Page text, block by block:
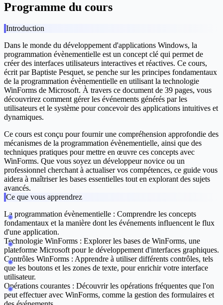
Programme du cours
Introduction
Dans le monde du développement d'applications Windows, la
programmation évènementielle est un concept clé qui permet de
créer des interfaces utilisateurs interactives et réactives. Ce cours,
écrit par Baptiste Pesquet, se penche sur les principes fondamentaux
de la programmation évènementielle en utilisant la technologie
WinForms de Microsoft. À travers ce document de 39 pages, vous
découvrirez comment gérer les événements générés par les
utilisateurs et le système pour concevoir des applications intuitives et
dynamiques.
Ce cours est conçu pour fournir une compréhension approfondie des
mécanismes de la programmation évènementielle, ainsi que des
techniques pratiques pour mettre en œuvre ces concepts avec
WinForms. Que vous soyez un développeur novice ou un
professionnel cherchant à actualiser vos compétences, ce guide vous
aidera à maîtriser les bases essentielles tout en explorant des sujets
avancés.
Ce que vous apprendrez
La programmation évènementielle : Comprendre les concepts
fondamentaux et la manière dont les événements influencent le flux
d'une application.
Technologie WinForms : Explorer les bases de WinForms, une
plateforme Microsoft pour le développement d'interfaces graphiques.
Contrôles WinForms : Apprendre à utiliser différents contrôles, tels
que les boutons et les zones de texte, pour enrichir votre interface
utilisateur.
Opérations courantes : Découvrir les opérations fréquentes que l'on
peut effectuer avec WinForms, comme la gestion des formulaires et